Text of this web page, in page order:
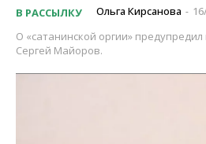
В РАССЫЛКУ Ольга Кирсанова -
О «сатанинской оргии»
Сергей Майоров.